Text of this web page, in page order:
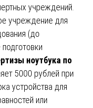
учреждений.
учреждение для
(до
ноутбука по
5000 рублей при
устройства для
или